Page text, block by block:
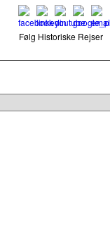
Følg Historiske Rejser